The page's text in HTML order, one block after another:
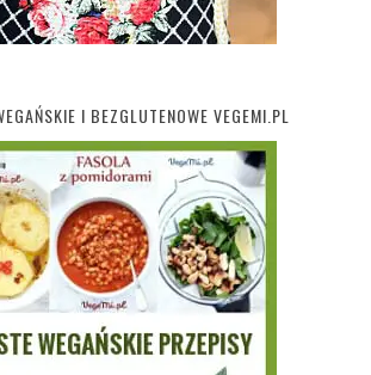
I BEZGLUTENOWE VEGEMI.PL